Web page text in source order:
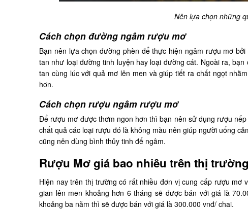
Nên lựa chọn những
Cách chọn đường ngâm rượu mơ
Bạn nên lựa chọn đường phèn để thực hiện ngâm rượu mơ
tan như loại đường tinh luyện hay loại đường cát. Ngoài ra,
tan cùng lúc với quả mơ lên men và giúp tiết ra chất ngọt
hơn.
Cách chọn rượu ngâm rượu mơ
Để rượu mơ được thơm ngon hơn thì bạn nên sử dụng rượu
chất quả các loại rượu đó là không màu nên giúp người uống
cũng nên dùng bình thủy tinh để ngâm.
Rượu Mơ giá bao nhiêu trên thị
Hiện nay trên thị trường có rất nhiều đơn vị cung cấp rượu
gian lên men khoảng hơn 6 tháng sẽ được bán với giá là
khoảng ba năm thì sẽ được bán với giá là 300.000 vnđ/ chai.